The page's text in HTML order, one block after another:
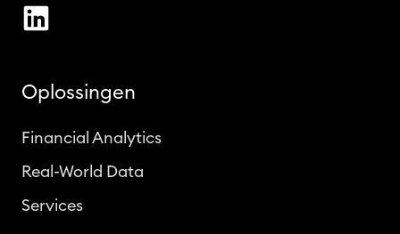
Oplossingen
Financial Analytics
Real-World Data
Services